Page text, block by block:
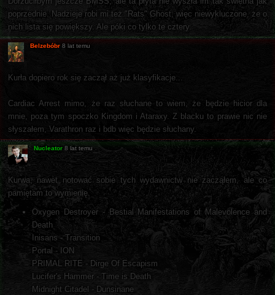
poprzednie. Nadzieje robi mi też "Rats" Ghost, więc niewykluczone, że o
nich lista się powiększy. Ale póki co tylko te cztery.
Belzebóbr 8 lat temu
Kurła dopiero rok się zaczął aż już klasyfikacje...
Cardiac Arrest mimo, że raz słuchane to wiem, że będzie hicior dla
mnie, poza tym spoczko Kingdom i Ataraxy. Z blacku to prawie nic nie
słyszałem, Varathron raz i bdb więc będzie słuchany.
Nucleator 8 lat temu
Kurwa, nawet notować sobie tych wydawnictw nie zacząłem, ale co
pamiętam to wymienię.
Oxygen Destroyer - Bestial Manifestations of Malevolence and
Death
Inisans - Transition
Portal - ION
PRIMAL RITE - Dirge Of Escapism
Lucifer's Hammer - Time is Death
Midnight Citadel - Dunsinane